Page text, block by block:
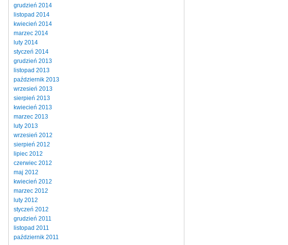
grudzień 2014
listopad 2014
kwiecień 2014
marzec 2014
luty 2014
styczeń 2014
grudzień 2013
listopad 2013
październik 2013
wrzesień 2013
sierpień 2013
kwiecień 2013
marzec 2013
luty 2013
wrzesień 2012
sierpień 2012
lipiec 2012
czerwiec 2012
maj 2012
kwiecień 2012
marzec 2012
luty 2012
styczeń 2012
grudzień 2011
listopad 2011
październik 2011